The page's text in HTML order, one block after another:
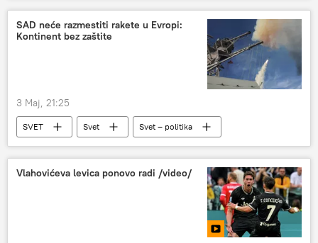
SAD neće razmestiti rakete u Evropi:
Kontinent bez zaštite
3 Maj, 21:25
SVET Svet Svet – politika
Vlahovićeva levica ponovo radi /video/